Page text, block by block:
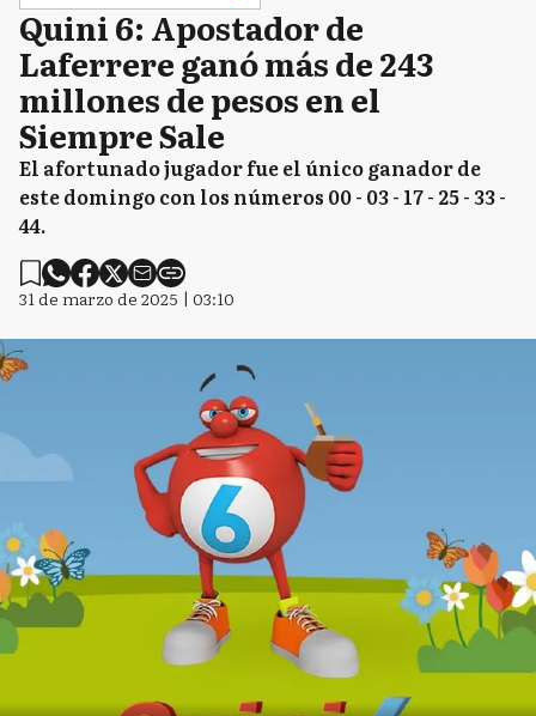
Quini 6: Apostador de
Laferrere ganó más de 243
millones de pesos en el
Siempre Sale
El afortunado jugador fue el único ganador de
este domingo con los números 00 - 03 - 17 - 25 - 33 -
44.
31 de marzo de 2025 | 03:10